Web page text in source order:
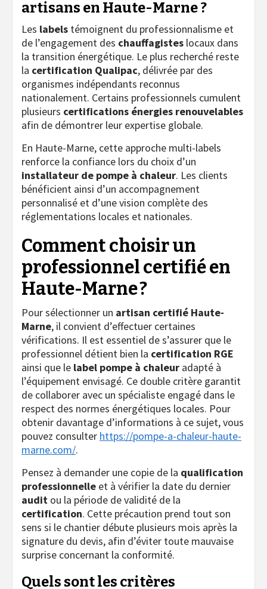
artisans en Haute-Marne ?
Les labels témoignent du professionnalisme et
de l’engagement des chauffagistes locaux dans
la transition énergétique. Le plus recherché reste
la certification Qualipac, délivrée par des
organismes indépendants reconnus
nationalement. Certains professionnels cumulent
plusieurs certifications énergies renouvelables
afin de démontrer leur expertise globale.
En Haute-Marne, cette approche multi-labels
renforce la confiance lors du choix d’un
installateur de pompe à chaleur. Les clients
bénéficient ainsi d’un accompagnement
personnalisé et d’une vision complète des
réglementations locales et nationales.
Comment choisir un
professionnel certifié en
Haute-Marne ?
Pour sélectionner un artisan certifié Haute-
Marne, il convient d’effectuer certaines
vérifications. Il est essentiel de s’assurer que le
professionnel détient bien la certification RGE
ainsi que le label pompe à chaleur adapté à
l’équipement envisagé. Ce double critère garantit
de collaborer avec un spécialiste engagé dans le
respect des normes énergétiques locales. Pour
obtenir davantage d’informations à ce sujet, vous
pouvez consulter https://pompe-a-chaleur-haute-
marne.com/.
Pensez à demander une copie de la qualification
professionnelle et à vérifier la date du dernier
audit ou la période de validité de la
certification. Cette précaution prend tout son
sens si le chantier débute plusieurs mois après la
signature du devis, afin d’éviter toute mauvaise
surprise concernant la conformité.
Quels sont les critères